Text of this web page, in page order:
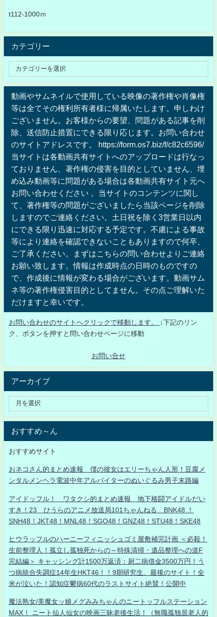
t112-1000ｍ
カテゴリー
動画やサムネイルで使用している映像の著作権や肖像権
等は全てその権利所有者様に帰属いたします。申しわけ
ございません。お客様からの要望、問題がある記事を削
除、送信防止措置にできる限り応じます。お問い合わせ
のサイトアドレスです。 https://form.os7.biz/f/c82c6596/
当サイトは各動画共有サイトへのアップロードは行なっ
ておりません、著作権の侵害を目的としていません、埋
め込み動画等に問題がある場合は各動画共有サイト元へ
お問い合わせください 。当サイトのコンテンツに関し
て、著作権等の問題がございましたら当該ページを削除
しますのでご連絡ください。土日祝を除く3営業日以内
にできる限り迅速に対応する予定です。不慮による事故
等により連絡を確認できないこともありますので何卒、
ご了承ください。まずはこちらの問い合わせよりご連絡
お願い致します。情報は作成時点の日時のものですの
で、作成後に情報が変わる場合がございます。動画サム
ネ等の著作権侵害目的としてません。その点ご理解いた
だけますと幸いです。
お問い合わせのサイトへクリックで移動します。
↓下記のリン
ク、ボタンを押すと問い合わせページに移動
お問い合せ
アーカイブ
おすすめ～ん
おすすめサイト
おネコさん的まとめ速報 僕の彼女はエリーちゃん人形！豆腐メ
ンタルメンヘラ電波中年アルバイターのぬいぐるみ男子末路編
アイドッフル！ ワタクシ的まとめ速報 地下格闘アイドルだい
すき！23 ひうらのアニメ放送局101ちゃんねる BNK48 ！
SNH48！JKT48！MNL48！SGO48！GNZ48！STU48！SKE48
ヒウラッフルのハーニーフィニッシュゴミ屋敷補完計画 ＜必殺！
生前整理人！孤立し孤独死からの～特殊清掃・遺品整理への道F
完結編＞ キャッシング計1500万返済：厨二病借金3500万円！う
つ病統合失調症14年生HKT46！！9期研究生、最後のサイト！全
米が泣いた！認知症鬱病60代のラストサイト絶賛！公開中
魔法熟女/美魔女ッ娘メグみみちゃんのニートッフルステーション
MAX！ ニート仙人仙女の映画三昧老後生活！（無職孤独居老人的